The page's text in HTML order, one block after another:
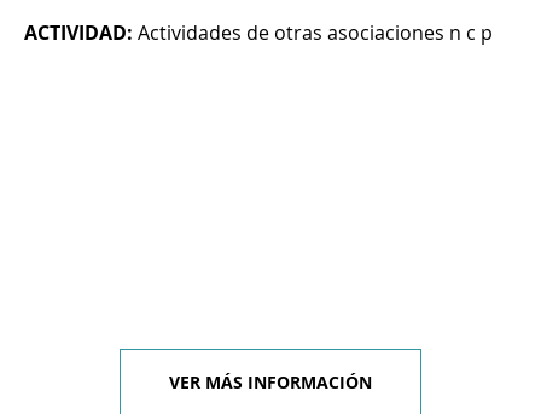
ACTIVIDAD: Actividades de otras asociaciones n c p
VER MÁS INFORMACIÓN